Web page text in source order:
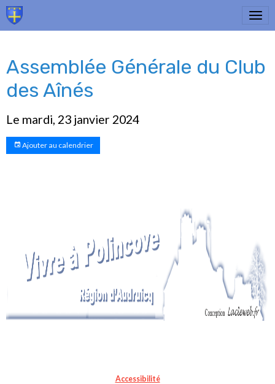
Assemblée Générale du Club
des Aînés
Le mardi, 23 janvier 2024
Ajouter au calendrier
Accessibilité